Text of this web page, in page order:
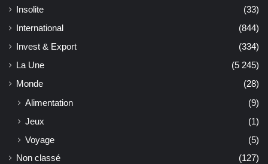
Insolite
(33)
International
(844)
Invest & Export
(334)
La Une
(5 245)
Monde
(28)
Alimentation
(9)
Jeux
(1)
Voyage
(5)
Non classé
(127)